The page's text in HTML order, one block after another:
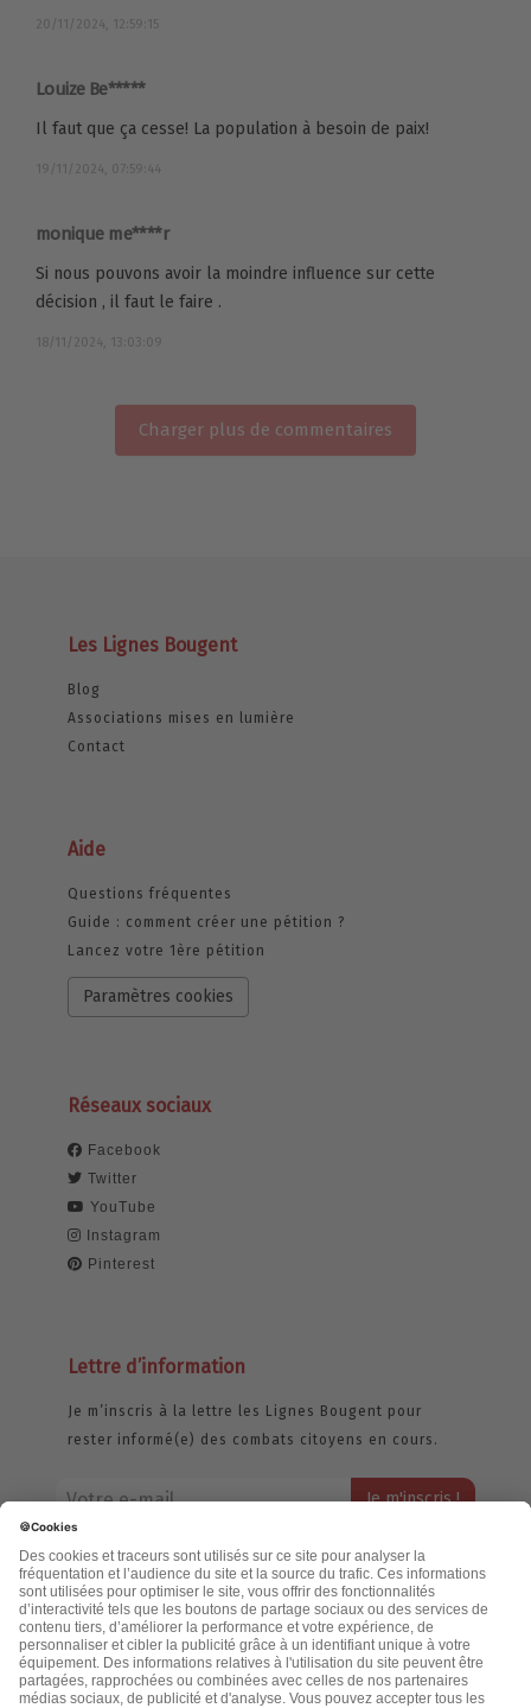
20/11/2024, 12:59:15
Louize Be*****
Il faut que ça cesse! La population à besoin de paix!
19/11/2024, 07:59:44
monique me****r
Si nous pouvons avoir la moindre influence sur cette
décision , il faut le faire .
18/11/2024, 13:03:09
Charger plus de commentaires
Les Lignes Bougent
Blog
Associations mises en lumière
Contact
Aide
Questions fréquentes
Guide : comment créer une pétition ?
Lancez votre 1ère pétition
Paramètres cookies
Réseaux sociaux
Facebook
Twitter
YouTube
Instagram
Pinterest
Lettre d’information
Je m’inscris à la lettre les Lignes Bougent pour
rester informé(e) des combats citoyens en cours.
jamais échangée. Pour consulter notre politique de confidentialité,
cliquez ici.
Accueil
Politique de confidentialité